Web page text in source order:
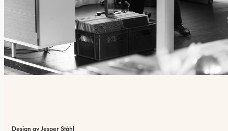
Design av Jesper Ståhl